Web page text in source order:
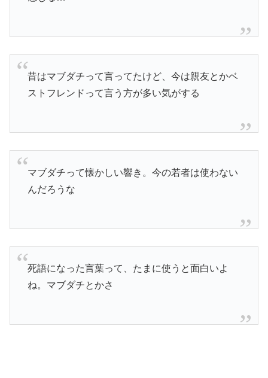
昔はマブダチって言ってたけど、今は親友とかベ
ストフレンドって言う方が多い気がする
マブダチって懐かしい響き。今の若者は使わない
んだろうな
死語になった言葉って、たまに使うと面白いよ
ね。マブダチとかさ